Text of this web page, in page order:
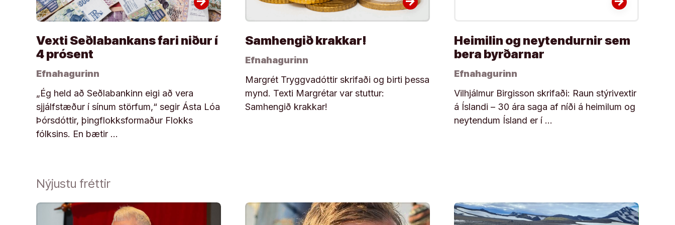
Vexti Seðlabankans fari niður í
4 prósent
Efnahagurinn
„Ég held að Seðlabankinn eigi að vera
sjjálfstæður í sínum störfum,“ segir Ásta Lóa
Þórsdóttir, þingflokksformaður Flokks
fólksins. En bætir …
Samhengið krakkar!
Efnahagurinn
Margrét Tryggvadóttir skrifaði og birti þessa
mynd. Texti Margrétar var stuttur:
Samhengið krakkar!
Heimilin og neytendurnir sem
bera byrðarnar
Efnahagurinn
Vilhjálmur Birgisson skrifaði: Raun stýrivextir
á Íslandi – 30 ára saga af níði á heimilum og
neytendum Ísland er í …
Nýjustu fréttir